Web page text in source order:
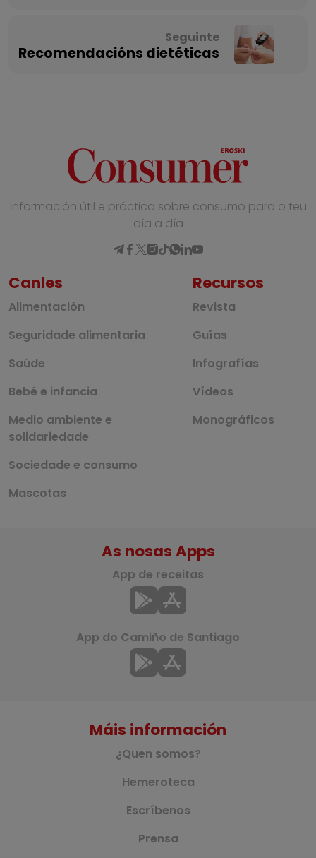
Seguinte
Recomendacións dietéticas
Información útil e práctica sobre consumo para o teu
día a día
Canles
Alimentación
Seguridade alimentaria
Saúde
Bebé e infancia
Medio ambiente e
solidariedade
Sociedade e consumo
Mascotas
Recursos
Revista
Guías
Infografías
Vídeos
Monográficos
Máis información
¿Quen somos?
Hemeroteca
Escríbenos
Prensa
As nosas Apps
App de receitas
App do Camiño de Santiago